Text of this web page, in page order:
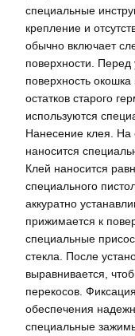
специальные
крепление и
обычно включает
поверхности. Перед
поверхность
остатков старого
используются
Нанесение клея. На
наносится
Клей наносится
специального
аккуратно
прижимается к
специальные
стекла. После
выравнивается,
перекосов.
обеспечения
специальные